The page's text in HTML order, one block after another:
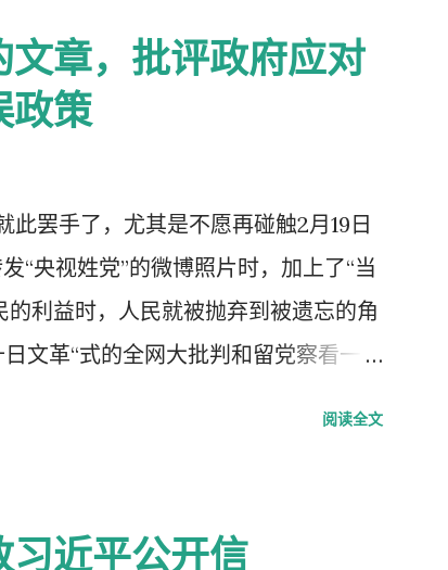
章，批评政府应对
政策
此罢手了，尤其是不愿再碰触2月19日
“央视姓党”的微博照片时，加上了“当
利益时，人民就被抛弃到被遗忘的角
文革“式的全网大批判和留党察看一年
毒和体制的重病共同伤害的结果。
阅读全文
习近平公开信